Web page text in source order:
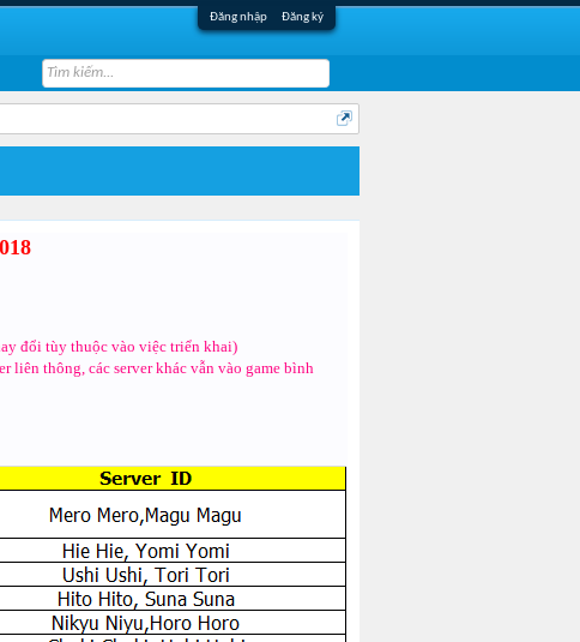
Đăng nhập Đăng ký
đổi tùy thuộc vào việc triển khai)
liên thông, các server khác vẫn vào game bình